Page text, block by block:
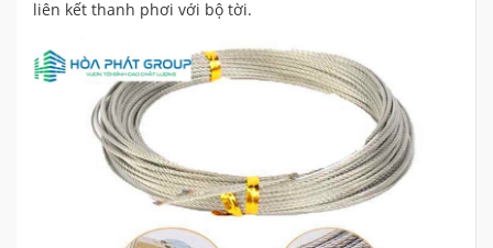
liên kết thanh phơi với bộ tời.